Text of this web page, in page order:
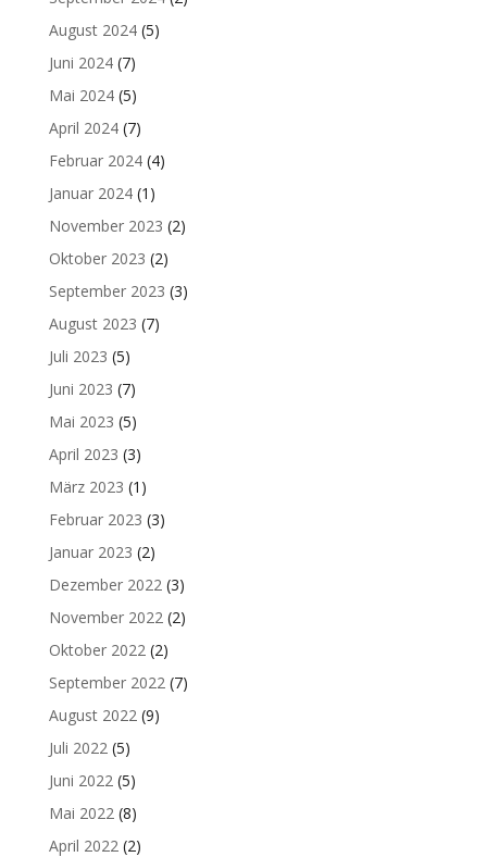
August 2024(5)
Juni 2024(7)
Mai 2024(5)
April 2024(7)
Februar 2024(4)
Januar 2024(1)
November 2023 (2)
Oktober 2023 (2)
September 2023 (3)
August 2023 (7)
Juli 2023 (5)
Juni 2023 (7)
Mai 2023 (5)
April 2023 (3)
März 2023 (1)
Februar 2023 (3)
Januar 2023 (2)
Dezember 2022(3)
November 2022(2)
Oktober 2022(2)
September 2022(7)
August 2022(9)
Juli 2022(5)
Juni 2022(5)
Mai 2022(8)
April 2022(2)